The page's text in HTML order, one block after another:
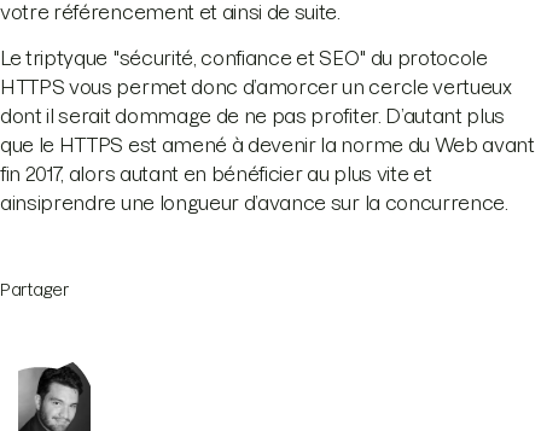
votre référencement et ainsi de suite.
Le triptyque "sécurité, confiance et SEO" du protocole
HTTPS vous permet donc d’amorcer un cercle vertueux
dont il serait dommage de ne pas profiter. D’autant plus
que le HTTPS est amené à devenir la norme du Web avant
fin 2017, alors autant en bénéficier au plus vite et
ainsiprendre une longueur d’avance sur la concurrence.
Partager